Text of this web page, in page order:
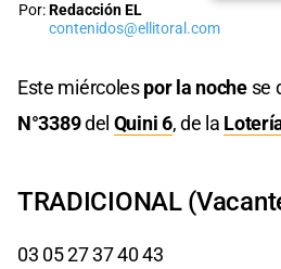
Por:Redacción EL
contenidos@ellitoral.com
Este miércolespor la nochese
N°3389del Quini 6, de la
TRADICIONAL
03 05 27 37 40 43